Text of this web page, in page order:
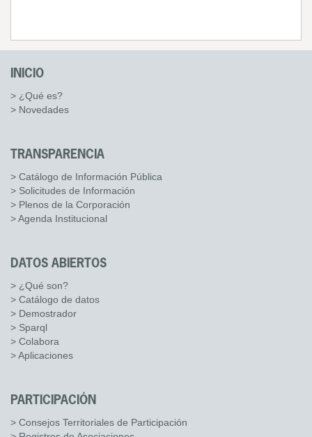
INICIO
> ¿Qué es?
> Novedades
TRANSPARENCIA
> Catálogo de Información Pública
> Solicitudes de Información
> Plenos de la Corporación
> Agenda Institucional
DATOS ABIERTOS
> ¿Qué son?
> Catálogo de datos
> Demostrador
> Sparql
> Colabora
> Aplicaciones
PARTICIPACIÓN
> Consejos Territoriales de Participación